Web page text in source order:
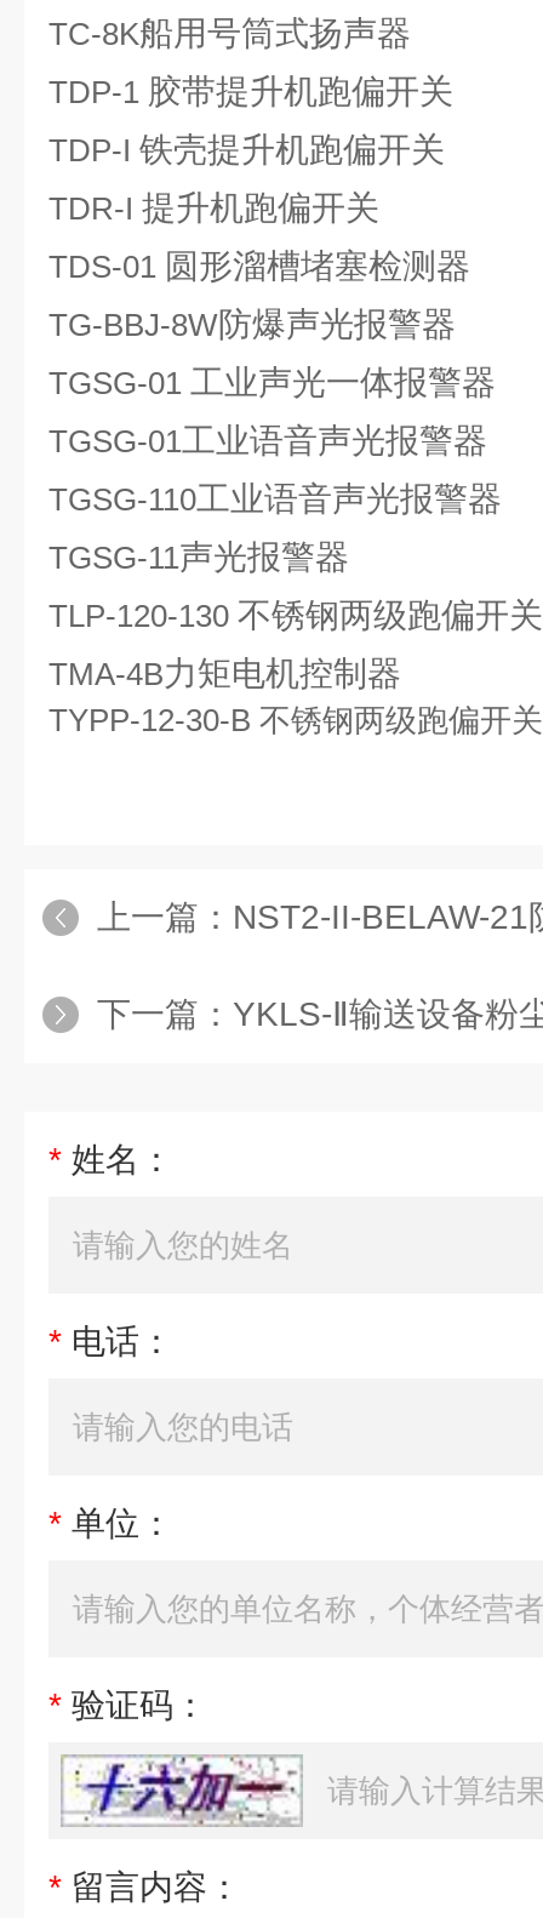
TC-8K船用号筒式扬声器
TDP-1 胶带提升机跑偏开关
TDP-I 铁壳提升机跑偏开关
TDR-I 提升机跑偏开关
TDS-01 圆形溜槽堵塞检测器
TG-BBJ-8W防爆声光报警器
TGSG-01 工业声光一体报警器
TGSG-01工业语音声光报警器
TGSG-110工业语音声光报警器
TGSG-11声光报警器
TLP-120-130 不锈钢两级跑偏开关
TMA-4B力矩电机控制器
TYPP-12-30-B 不锈钢两级跑偏开
上一篇： NST2-II-BELAW-21
下一篇： YKLS-Ⅱ输送设备粉尘防爆
* 姓名：
* 电话：
* 单位：
* 验证码：
* 留言内容：